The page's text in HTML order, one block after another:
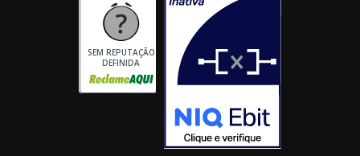
SEM REPUTAÇÃO
DEFINIDA